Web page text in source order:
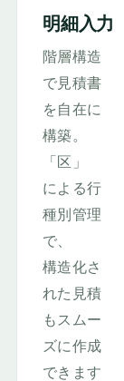
明細入力
階層構造
で見積書
を自在に
構築。
「区」
による行
種別管理
で、
構造化さ
れた見積
もスムー
ズに作成
できます